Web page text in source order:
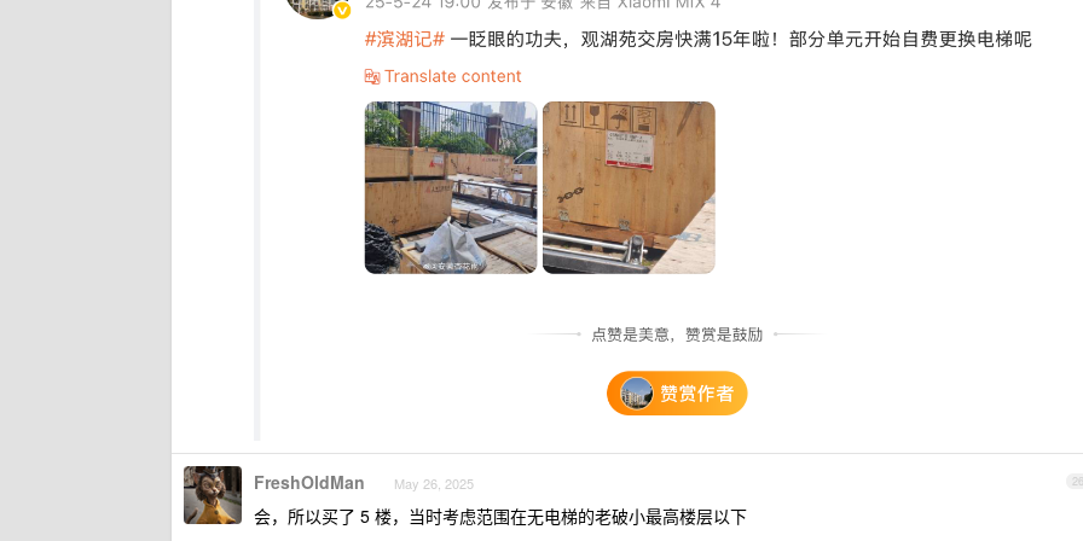
26
FreshOldMan May 26, 2025
会，所以买了 5 楼，当时考虑范围在无电梯的老破小最高楼层以下